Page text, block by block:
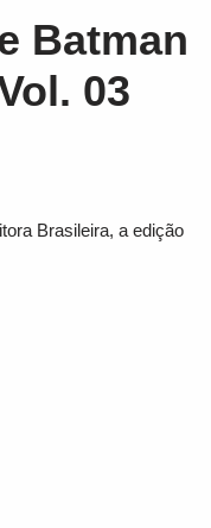
Batman
03
Brasileira, a edição